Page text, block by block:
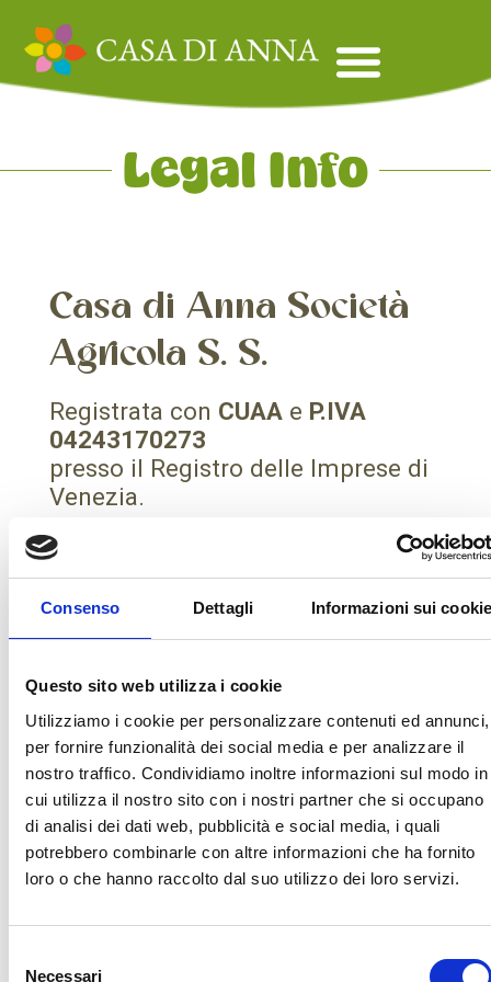
Consenso Dettagli Informazioni sui cookie
Questo sito web utilizza i cookie
Utilizziamo i cookie per personalizzare contenuti ed annunci,
per fornire funzionalità dei social media e per analizzare il
nostro traffico. Condividiamo inoltre informazioni sul modo in
cui utilizza il nostro sito con i nostri partner che si occupano
di analisi dei dati web, pubblicità e social media, i quali
potrebbero combinarle con altre informazioni che ha fornito
loro o che hanno raccolto dal suo utilizzo dei loro servizi.
Necessari
Legal Info
Casa di Anna Società
Agricola S. S.
Registrata con CUAAe P.IVA
04243170273
presso il Registro delle Imprese di
Venezia.
Sede legale:
30174 – Venezia
Capitale Sociale: € 1.000